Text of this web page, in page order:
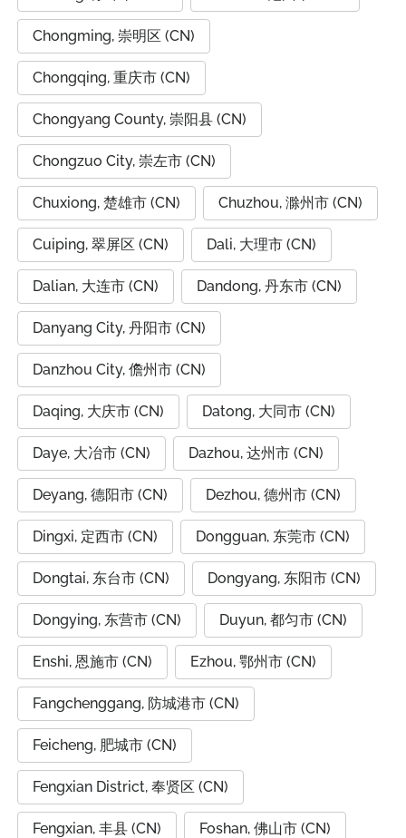
Chongming, 崇明区 (CN)
Chongqing, 重庆市 (CN)
Chongyang County, 崇阳县 (CN)
Chongzuo City, 崇左市 (CN)
Chuxiong, 楚雄市 (CN) Chuzhou, 滁州市 (CN)
Cuiping, 翠屏区 (CN) Dali, 大理市 (CN)
Dalian, 大连市 (CN) Dandong, 丹东市 (CN)
Danyang City, 丹阳市 (CN)
Danzhou City, 儋州市 (CN)
Daqing, 大庆市 (CN) Datong, 大同市 (CN)
Daye, 大冶市 (CN) Dazhou, 达州市 (CN)
Deyang, 德阳市 (CN) Dezhou, 德州市 (CN)
Dingxi, 定西市 (CN) Dongguan, 东莞市 (CN)
Dongtai, 东台市 (CN) Dongyang, 东阳市 (CN)
Dongying, 东营市 (CN) Duyun, 都匀市 (CN)
Enshi, 恩施市 (CN) Ezhou, 鄂州市 (CN)
Fangchenggang, 防城港市 (CN)
Feicheng, 肥城市 (CN)
Fengxian District, 奉贤区 (CN)
Fengxian, 丰县 (CN) Foshan, 佛山市 (CN)